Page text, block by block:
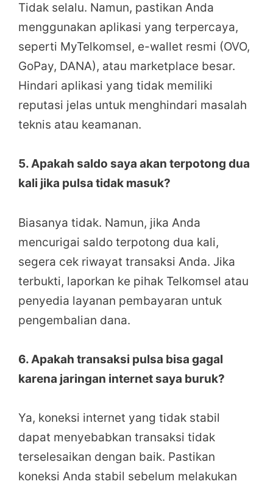
Tidak selalu. Namun, pastikan Anda
menggunakan aplikasi yang terpercaya,
seperti MyTelkomsel, e-wallet resmi (OVO,
GoPay, DANA), atau marketplace besar.
Hindari aplikasi yang tidak memiliki
reputasi jelas untuk menghindari masalah
teknis atau keamanan.
5. Apakah saldo saya akan terpotong dua
kali jika pulsa tidak masuk?
Biasanya tidak. Namun, jika Anda
mencurigai saldo terpotong dua kali,
segera cek riwayat transaksi Anda. Jika
terbukti, laporkan ke pihak Telkomsel atau
penyedia layanan pembayaran untuk
pengembalian dana.
6. Apakah transaksi pulsa bisa gagal
karena jaringan internet saya buruk?
Ya, koneksi internet yang tidak stabil
dapat menyebabkan transaksi tidak
terselesaikan dengan baik. Pastikan
koneksi Anda stabil sebelum melakukan